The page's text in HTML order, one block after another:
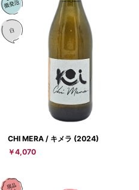
CHI MERA / キメラ (2024)
￥4,070